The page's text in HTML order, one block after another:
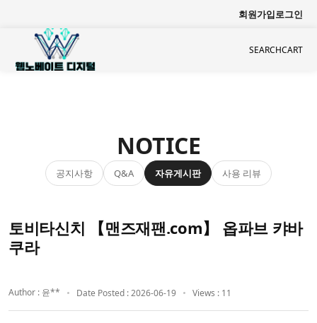
회원가입로그인
SEARCHCART
NOTICE
공지사항 Q&A 자유게시판 사용 리뷰
토비타신치 【맨즈재팬.com】 옵파브 캬바
쿠라
Author : 윤** Date Posted : 2026-06-19 Views : 11